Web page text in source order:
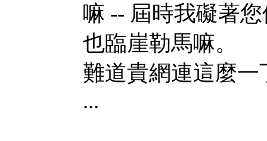
嘛 -- 屆時我礙著
也臨崖勒馬嘛。
難道貴網連這麼
...